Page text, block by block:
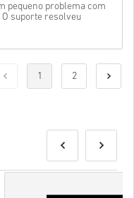
pequeno problema com
suporte resolveu
1 2